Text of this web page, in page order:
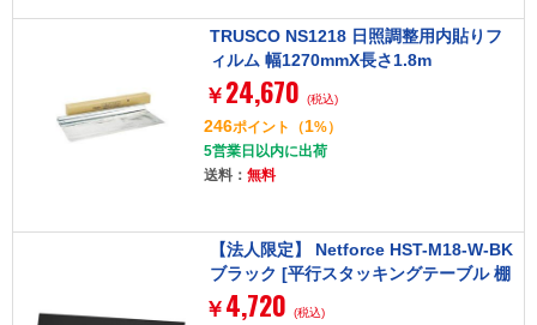
TRUSCO NS1218 日照調整用内貼りフ
ィルム 幅1270mmX長さ1.8m
￥ 24,670 (税込)
246ポイント （1%）
5営業日以内に出荷
送料： 無料
【法人限定】 Netforce HST-M18-W-BK
ブラック [平行スタッキングテーブル 棚
なし 幅1800専用幕板]
￥ 4,720 (税込)